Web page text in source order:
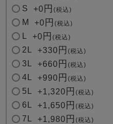
)
S +0 税込
M +0 税込
+0 税込
2L +330 税込
3L +660 税込
4L +990 税込
5L +1,320 税込
6L +1,650 税込
7L +1,980 税込